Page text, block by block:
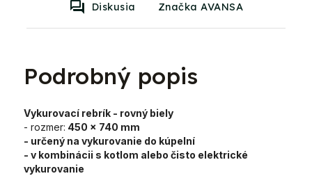
Diskusia Značka AVANSA
Podrobný popis
Vykurovací rebrík - rovný biely
- rozmer: 450 x 740 mm
- určený na vykurovanie do kúpelní
- v kombinácii s kotlom alebo čisto elektrické
vykurovanie